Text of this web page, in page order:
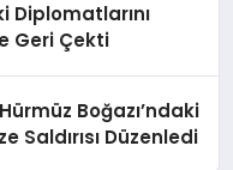
Diplomatlarını
Geri Çekti
Boğazı’ndaki
Saldırısı Düzenledi